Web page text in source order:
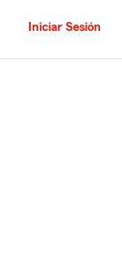
Iniciar Sesión